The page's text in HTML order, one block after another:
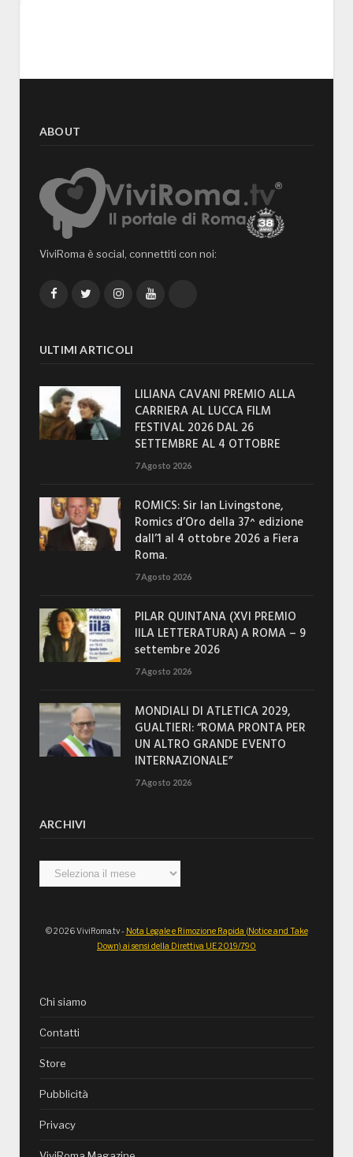
ABOUT
ViviRoma è social, connettiti con noi:
FacebookTwitterInstagramYouTube
ULTIMI ARTICOLI
LILIANA CAVANI PREMIO ALLA
CARRIERA AL LUCCA FILM
FESTIVAL 2026 DAL 26
SETTEMBRE AL 4 OTTOBRE
7 Agosto 2026
ROMICS: Sir Ian Livingstone,
Romics d’Oro della 37^ edizione
dall’1 al 4 ottobre 2026 a Fiera
Roma.
7 Agosto 2026
PILAR QUINTANA (XVI PREMIO
IILA LETTERATURA) A ROMA – 9
settembre 2026
7 Agosto 2026
MONDIALI DI ATLETICA 2029,
GUALTIERI: “ROMA PRONTA PER
UN ALTRO GRANDE EVENTO
INTERNAZIONALE”
7 Agosto 2026
ARCHIVI
Archivi
© 2026 ViviRoma.tv - Nota Legale e Rimozione Rapida (Notice and Take
Down) ai sensi della Direttiva UE 2019/790
Chi siamo
Contatti
Store
Pubblicità
Privacy